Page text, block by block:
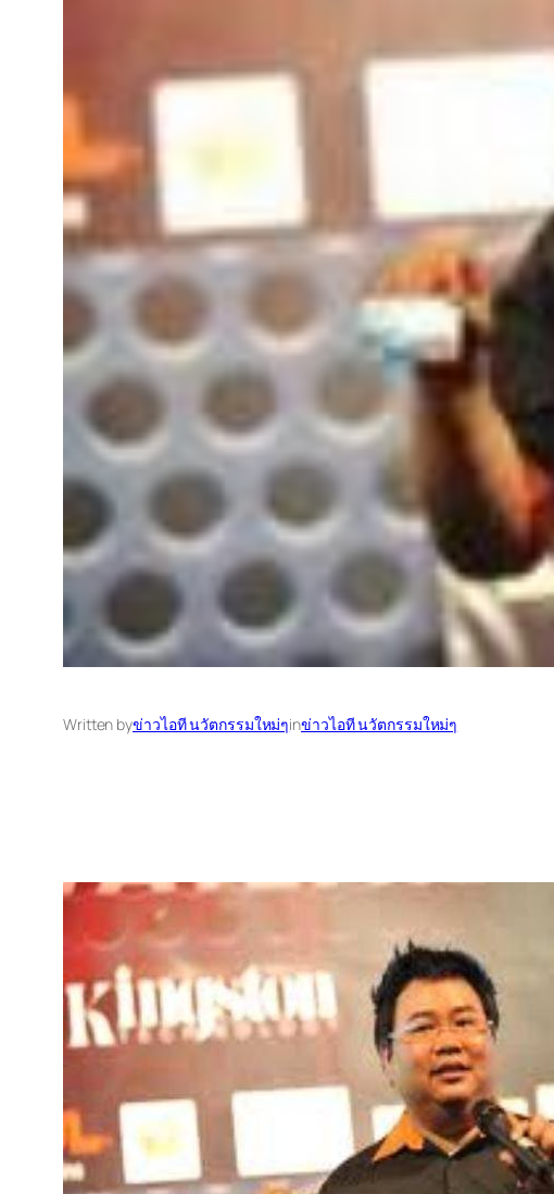
Written byข่าวไอที นวัตกรรมใหม่ๆinข่าวไอที นวัตกรรมใหม่ๆ